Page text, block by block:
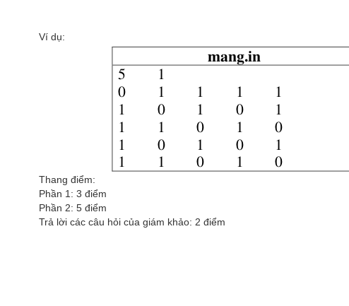
Ví dụ:
Thang điểm:
Phần 1: 3 điểm
Phần 2: 5 điểm
Trả lời các câu hỏi của giám khảo: 2 điểm